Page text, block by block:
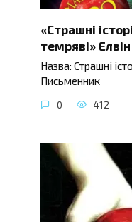
«Страшні
темряві»
Назва: Страшні
Письменник
0 412